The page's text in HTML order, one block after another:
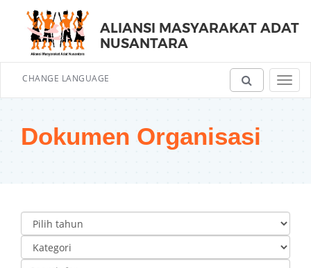
ALIANSI MASYARAKAT ADAT
NUSANTARA
CHANGE LANGUAGE
Dokumen Organisasi